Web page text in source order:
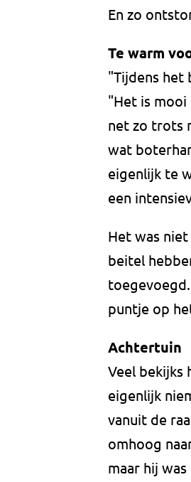
En zo
Te warm
"Tijdens het
"Het is
net zo trots
wat
eigenlijk te
een
Het was
beitel
puntje op
Achtertuin
Veel bekijks
eigenlijk
vanuit de
omhoog
maar hij